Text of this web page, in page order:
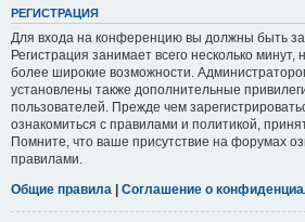
РЕГИСТРАЦИЯ
Для входа на конференцию вы должны быть
Регистрация занимает всего несколько минут,
более широкие возможности.
установлены также дополнительные
пользователей. Прежде чем
ознакомиться с правилами и политикой,
Помните, что ваше присутствие на форумах
правилами.
Общие правила
Соглашение о